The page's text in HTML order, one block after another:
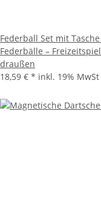
Federball Set mit
Federbälle –
draußen
18,59 € * inkl. 19% MwSt